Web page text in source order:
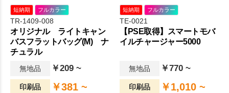
短納期 フルカラー
TR-1409-008
オリジナル ライトキャン
バスフラットバッグ(M) ナ
チュラル
無地品 ￥209 ~
印刷品 ￥381 ~
短納期 フルカラー
TE-0021
【PSE取得】スマートモバ
イルチャージャー5000
無地品 ￥770 ~
印刷品 ￥1,010 ~